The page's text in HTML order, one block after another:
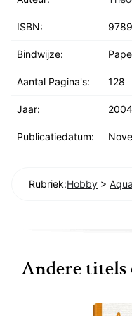
ISBN:
Bindwijze:
Aantal Pagina's: 128
Jaar: 2004
Publicatiedatum:
Rubriek:Hobby >
Andere titels